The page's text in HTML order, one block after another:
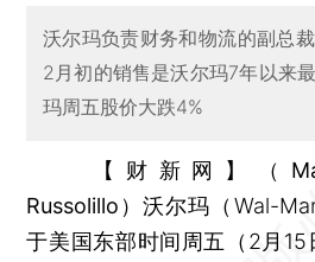
沃尔玛负责财务和物流的副总
2月初的销售是沃尔玛7年以来
玛周五股价大跌4%
【财新网】（
Russolillo）沃尔玛（Wal-
于美国东部时间周五（2月15